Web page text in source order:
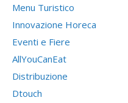
Menu Turistico
Innovazione Horeca
Eventi e Fiere
AllYouCanEat
Distribuzione
Dtouch